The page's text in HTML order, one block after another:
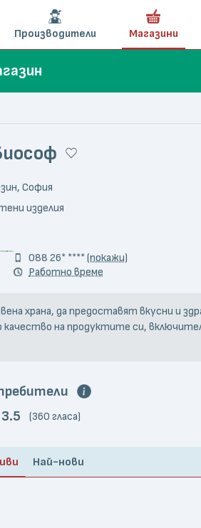
София
изделия
088 26* ****(покажи)
Работно време
да предоставят вкусни и
на продуктите си,
3.5
(360 гласа)
Най-нови
Производители Магазини